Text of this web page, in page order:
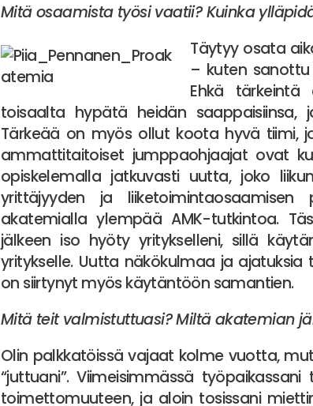
Mitä osaamista työsi vaatii? Kuinka
Täytyy osata
– kuten
Ehkä
toisaalta hypätä heidän
Tärkeää on myös ollut koota hyvä tiimi,
ammattitaitoiset jumppaohjaajat ovat
opiskelemalla jatkuvasti uutta, joko
yrittäjyyden ja
akatemialla ylempää AMK-tutkintoa.
jälkeen iso hyöty yritykselleni, sillä
yritykselle. Uutta näkökulmaa ja
on siirtynyt myös käytäntöön samantien.
Mitä teit valmistuttuasi? Miltä akatemian
Olin palkkatöissä vajaat kolme vuotta,
“juttuani”. Viimeisimmässä
toimettomuuteen, ja aloin tosissani